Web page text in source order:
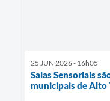
25 JUN 2026 - 16h05
Salas Sensoriais
municipais de Alto